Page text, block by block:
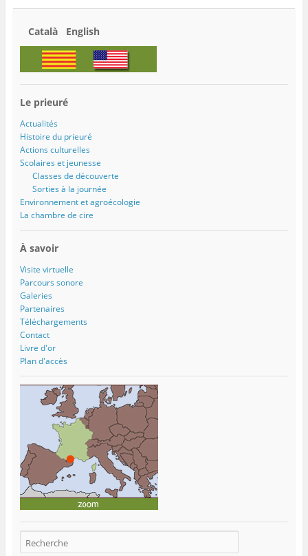
Català English
Le prieuré
Actualités
Histoire du prieuré
Actions culturelles
Scolaires et jeunesse
Classes de découverte
Sorties à la journée
Environnement et agroécologie
La chambre de cire
À savoir
Visite virtuelle
Parcours sonore
Galeries
Partenaires
Téléchargements
Contact
Livre d'or
Plan d'accès